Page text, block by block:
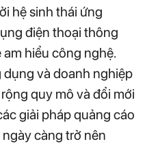
hệ sinh thái ứng
điện thoại thông
hiểu công nghệ.
và doanh nghiệp
quy mô và đổi mới
giải pháp quảng cáo
càng trở nên